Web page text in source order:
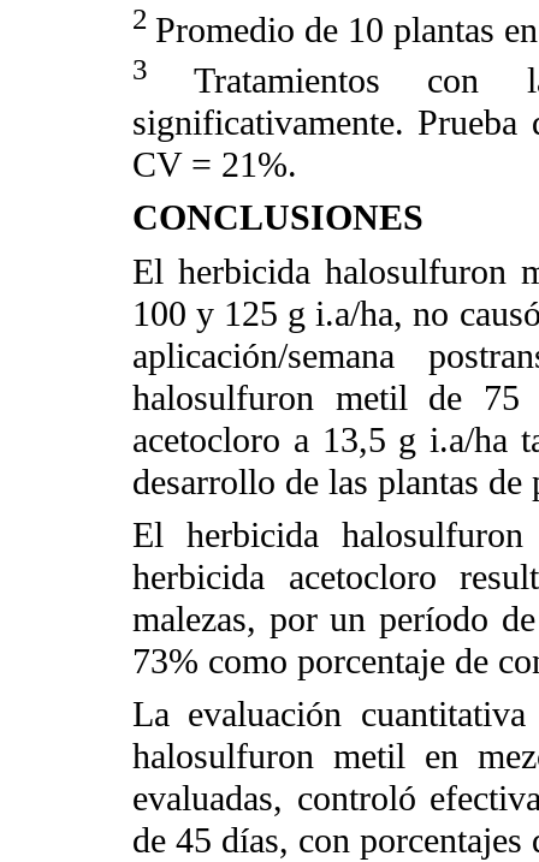
2 Promedio de 10 plantas
3 Tratamientos
significativamente.
CV = 21%.
CONCLUSIONES
El herbicida halosulfuron
100 y 125 g i.a/ha, no
aplicación/semana
halosulfuron metil de
acetocloro a 13,5 g i.a/ha
desarrollo de las plantas de
El herbicida
herbicida acetocloro
malezas, por un período
73% como porcentaje de
La evaluación
halosulfuron metil en
evaluadas, controló
de 45 días, con